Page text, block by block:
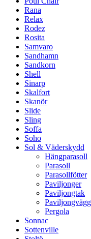
Rana
Relax
Rodez
Rosita
Samvaro
Sandhamn
Sandkorn
Shell
Sinarp
Skalfort
Skanör
Slide
Sling
Soffa
Soho
Sol & Väderskydd
Hängparasoll
Parasoll
Parasollfötter
Paviljonger
Paviljongtak
Pergola
Sonnac
Sottenville